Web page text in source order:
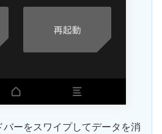
ーをスワイプしてデータを消